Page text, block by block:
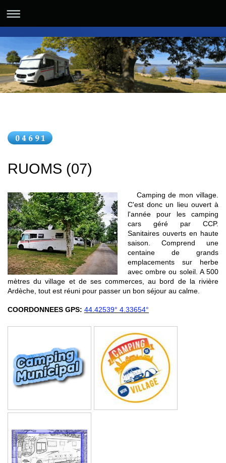
RUOMS (07)
Camping de mon village.
C'est donc un lieu ouvert à
l'année pour les camping
cars géré par CCP.
Sanitaires ouverts en haute
saison. Comprend une
centaine de grands
emplacements sur herbe
avec ombre ou soleil. A 500
mètres du village et de ses commerces, au bord de la rivière
Ardèche, tout est réuni pour passer un bon séjour au calme.
COORDONNEES GPS: 44.42539° 4.33654°